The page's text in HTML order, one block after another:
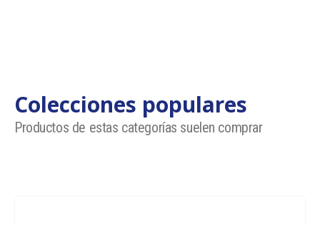
Colecciones populares
Productos de estas categorías suelen comprar